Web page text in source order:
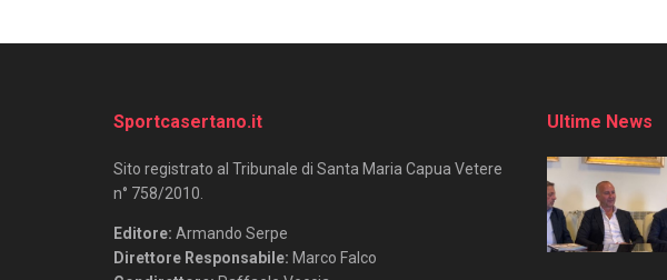
Sportcasertano.it
Sito registrato al Tribunale di Santa Maria Capua Vetere
n° 758/2010.
Editore: Armando Serpe
Direttore Responsabile: Marco Falco
Ultime News